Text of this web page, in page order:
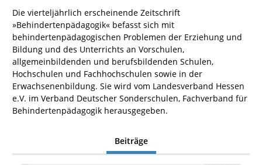
Die vierteljährlich erscheinende Zeitschrift
»Behindertenpädagogik« befasst sich mit
behindertenpädagogischen Problemen der Erziehung und
Bildung und des Unterrichts an Vorschulen,
allgemeinbildenden und berufsbildenden Schulen,
Hochschulen und Fachhochschulen sowie in der
Erwachsenenbildung. Sie wird vom Landesverband Hessen
e.V. im Verband Deutscher Sonderschulen, Fachverband für
Behindertenpädagogik herausgegeben.
Beiträge